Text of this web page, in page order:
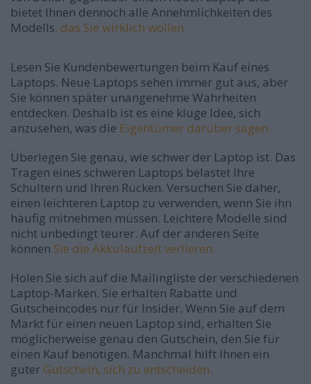
bietet Ihnen dennoch alle Annehmlichkeiten des
Modells, das Sie wirklich wollen.
Lesen Sie Kundenbewertungen beim Kauf eines
Laptops. Neue Laptops sehen immer gut aus, aber
Sie können später unangenehme Wahrheiten
entdecken. Deshalb ist es eine kluge Idee, sich
anzusehen, was die Eigentümer darüber sagen.
Überlegen Sie genau, wie schwer der Laptop ist. Das
Tragen eines schweren Laptops belastet Ihre
Schultern und Ihren Rücken. Versuchen Sie daher,
einen leichteren Laptop zu verwenden, wenn Sie ihn
häufig mitnehmen müssen. Leichtere Modelle sind
nicht unbedingt teurer. Auf der anderen Seite
können Sie die Akkulaufzeit verlieren.
Holen Sie sich auf die Mailingliste der verschiedenen
Laptop-Marken. Sie erhalten Rabatte und
Gutscheincodes nur für Insider. Wenn Sie auf dem
Markt für einen neuen Laptop sind, erhalten Sie
möglicherweise genau den Gutschein, den Sie für
einen Kauf benötigen. Manchmal hilft Ihnen ein
guter Gutschein, sich zu entscheiden.